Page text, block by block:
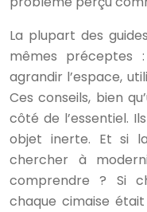
La plupart des
mêmes préceptes
agrandir l’espace,
Ces conseils, bien
côté de l’essentiel.
objet inerte. Et si
chercher à
comprendre ? Si
chaque cimaise